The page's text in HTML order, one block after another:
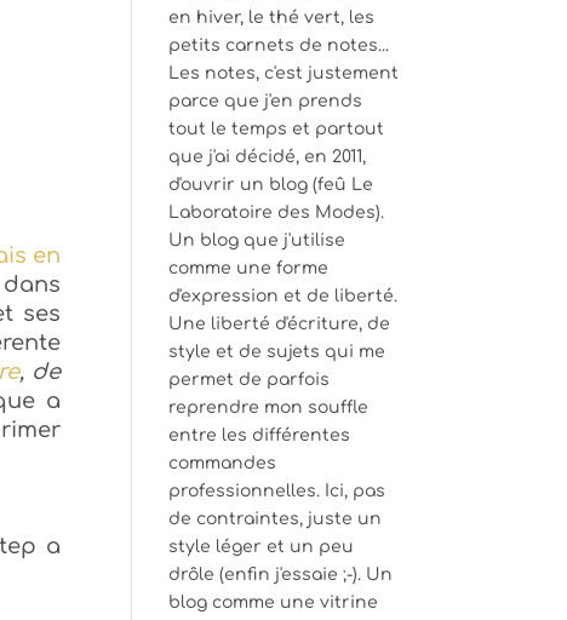
en
ses
, de
a
a
en hiver, le thé vert, les
petits carnets de notes...
Les notes, c'est justement
parce que j'en prends
tout le temps et partout
que j'ai décidé, en 2011,
d'ouvrir un blog (feû Le
Laboratoire des Modes).
Un blog que j'utilise
comme une forme
d'expression et de liberté.
Une liberté d'écriture, de
style et de sujets qui me
permet de parfois
reprendre mon souffle
entre les différentes
commandes
professionnelles. Ici, pas
de contraintes, juste un
style léger et un peu
drôle (enfin j'essaie ;-). Un
blog comme une vitrine